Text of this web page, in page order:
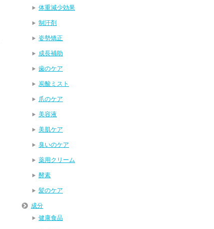
体重減少効果
制汗剤
姿勢矯正
成長補助
歯のケア
炭酸ミスト
爪のケア
美容液
美肌ケア
臭いのケア
薬用クリーム
酵素
髪のケア
成分
健康食品